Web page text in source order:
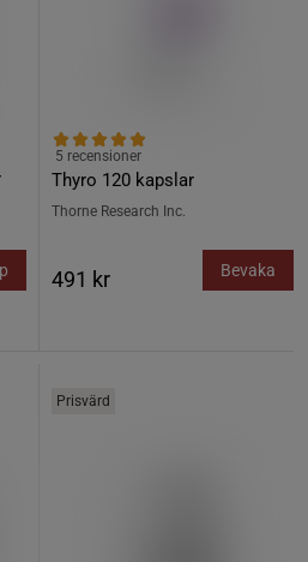
Thyro 120 kapslar
5 recensioner
Thorne Research Inc.
491 kr Bevaka
Prisvärd